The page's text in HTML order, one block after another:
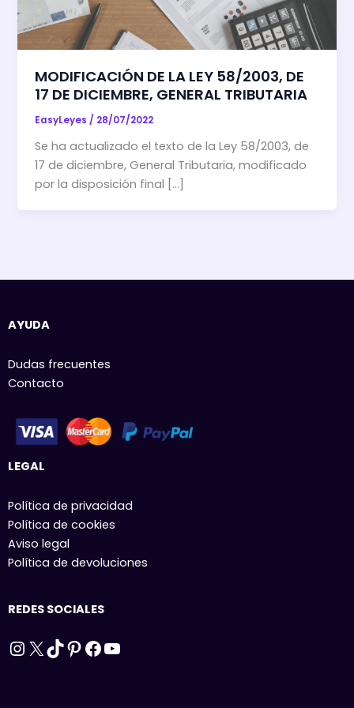
MODIFICACIÓN DE LA LEY 58/2003, DE
17 DE DICIEMBRE, GENERAL TRIBUTARIA
EasyLeyes / 28/07/2022
Se ha actualizado el texto de la Ley 58/2003, de
17 de diciembre, General Tributaria, modificado
por la disposición final […]
AYUDA
Dudas frecuentes
Contacto
LEGAL
Política de privacidad
Política de cookies
Aviso legal
Política de devoluciones
REDES SOCIALES
Instagram
X TikTok
Pinterest
Facebook
YouTube